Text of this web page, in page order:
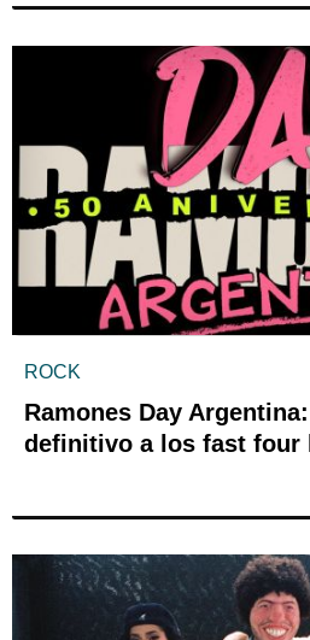
ROCK
Ramones Day
definitivo a los fast four